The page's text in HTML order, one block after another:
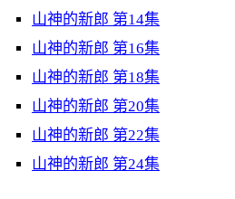
山神的新郎 第14集
山神的新郎 第16集
山神的新郎 第18集
山神的新郎 第20集
山神的新郎 第22集
山神的新郎 第24集